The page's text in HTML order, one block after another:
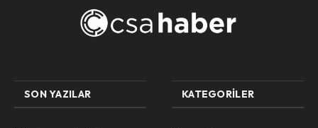
SON YAZILAR KATEGORILER